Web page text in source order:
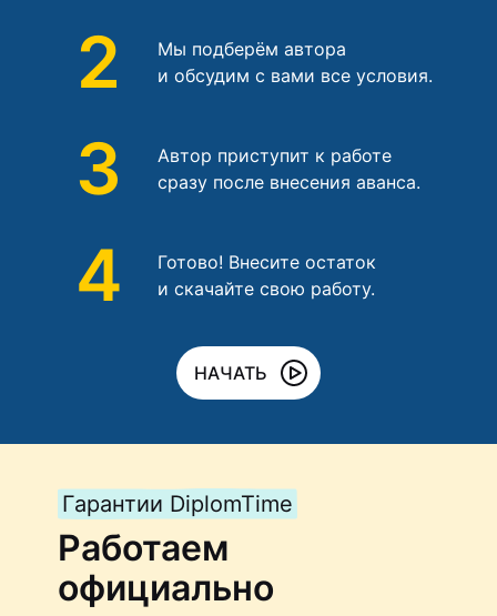
2
Мы подберём автора
и обсудим с вами все условия.
3
Автор приступит к работе
сразу после внесения аванса.
4
Готово! Внесите остаток
и скачайте свою работу.
НАЧАТЬ
Гарантии DiplomTime
Работаем
официально